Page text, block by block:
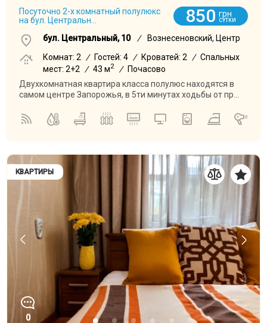
Посуточно 2-х комнатный полулюкс
на бул. Центральн...
850 грн
СУТКИ
бул. Центральный, 10 /
Вознесеновский, Центр
Комнат: 2 / Гостей: 4 / Кроватей: 2 / Спальных
мест: 2+2
/ 43 м2 /
Почасово
Двухкомнатная квартира класса полулюс находятся в
самом центре Запорожья, в 5ти минутах ходьбы от пр...
КВАРТИРЫ
0